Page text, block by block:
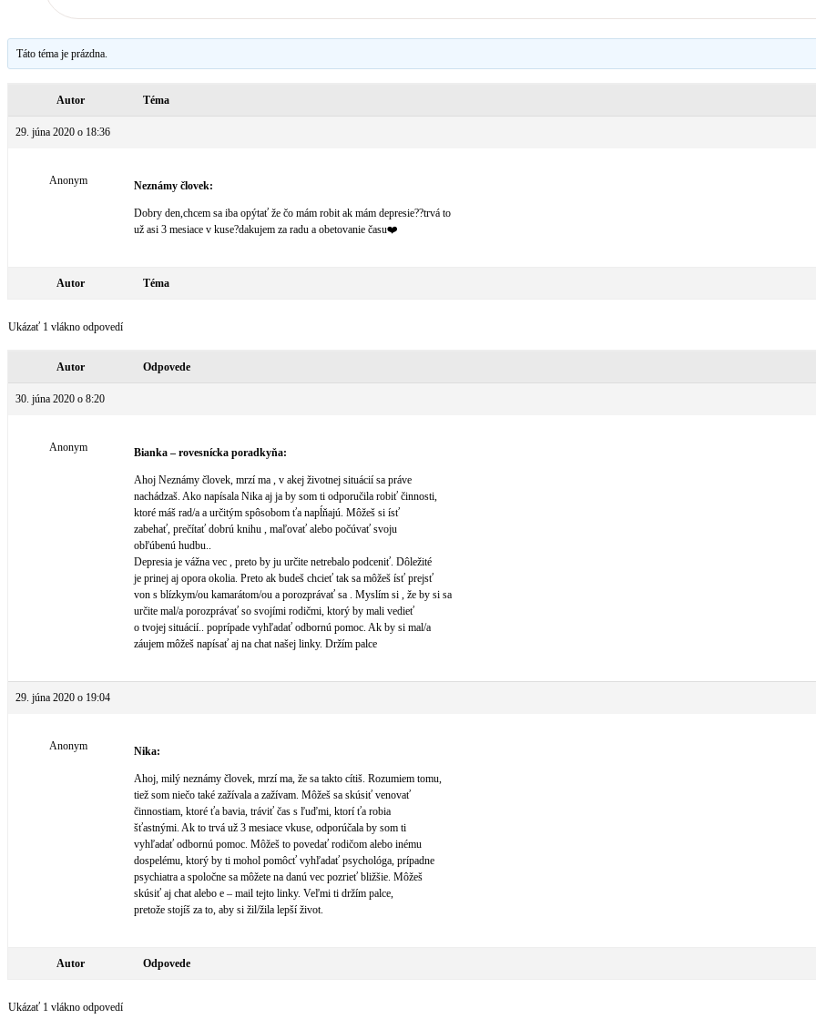
Táto téma je prázdna.
Autor Téma
29. júna 2020 o 18:36
Anonym Neznámy človek:
Dobry den,chcem sa iba opýtať že čo mám robit ak mám depresie??trvá to
už asi 3 mesiace v kuse?dakujem za radu a obetovanie času❤️
Autor Téma
Ukázať 1 vlákno odpovedí
Autor Odpovede
30. júna 2020 o 8:20
Anonym Bianka – rovesnícka poradkyňa:
Ahoj Neznámy človek, mrzí ma , v akej životnej situácií sa práve
nachádzaš. Ako napísala Nika aj ja by som ti odporučila robiť činnosti,
ktoré máš rad/a a určitým spôsobom ťa napĺňajú. Môžeš si ísť
zabehať, prečítať dobrú knihu , maľovať alebo počúvať svoju
obľúbenú hudbu..
Depresia je vážna vec , preto by ju určite netrebalo podceniť. Dôležité
je prinej aj opora okolia. Preto ak budeš chcieť tak sa môžeš ísť prejsť
von s blízkym/ou kamarátom/ou a porozprávať sa . Myslím si , že by si sa
určite mal/a porozprávať so svojími rodičmi, ktorý by mali vedieť
o tvojej situácií.. poprípade vyhľadať odbornú pomoc. Ak by si mal/a
záujem môžeš napísať aj na chat našej linky. Držím palce
29. júna 2020 o 19:04
Anonym Nika:
Ahoj, milý neznámy človek, mrzí ma, že sa takto cítiš. Rozumiem tomu,
tiež som niečo také zažívala a zažívam. Môžeš sa skúsiť venovať
činnostiam, ktoré ťa bavia, tráviť čas s ľuďmi, ktorí ťa robia
šťastnými. Ak to trvá už 3 mesiace vkuse, odporúčala by som ti
vyhľadať odbornú pomoc. Môžeš to povedať rodičom alebo inému
dospelému, ktorý by ti mohol pomôcť vyhľadať psychológa, prípadne
psychiatra a spoločne sa môžete na danú vec pozrieť bližšie. Môžeš
skúsiť aj chat alebo e – mail tejto linky. Veľmi ti držím palce,
pretože stojíš za to, aby si žil/žila lepší život.
Autor Odpovede
Ukázať 1 vlákno odpovedí